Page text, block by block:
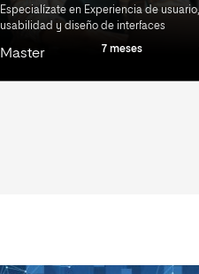
Especialízate en Experiencia de usuario,
usabilidad y diseño de interfaces
Master 7 meses